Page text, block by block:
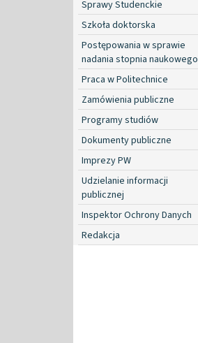
Sprawy Studenckie
Szkoła doktorska
Postępowania w sprawie
nadania stopnia naukowego
Praca w Politechnice
Zamówienia publiczne
Programy studiów
Dokumenty publiczne
Imprezy PW
Udzielanie informacji
publicznej
Inspektor Ochrony Danych
Redakcja